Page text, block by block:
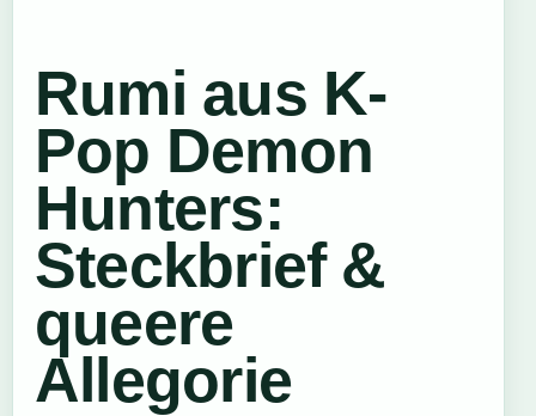
Rumi aus K-
Pop Demon
Hunters:
Steckbrief &
queere
Allegorie